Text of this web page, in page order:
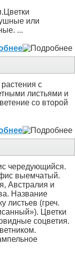
или
...
с
листьями и
со второй
чередующийся.
выемчатый.
Австралия и
Название
листьев (греч.
Цветки
соцветия.